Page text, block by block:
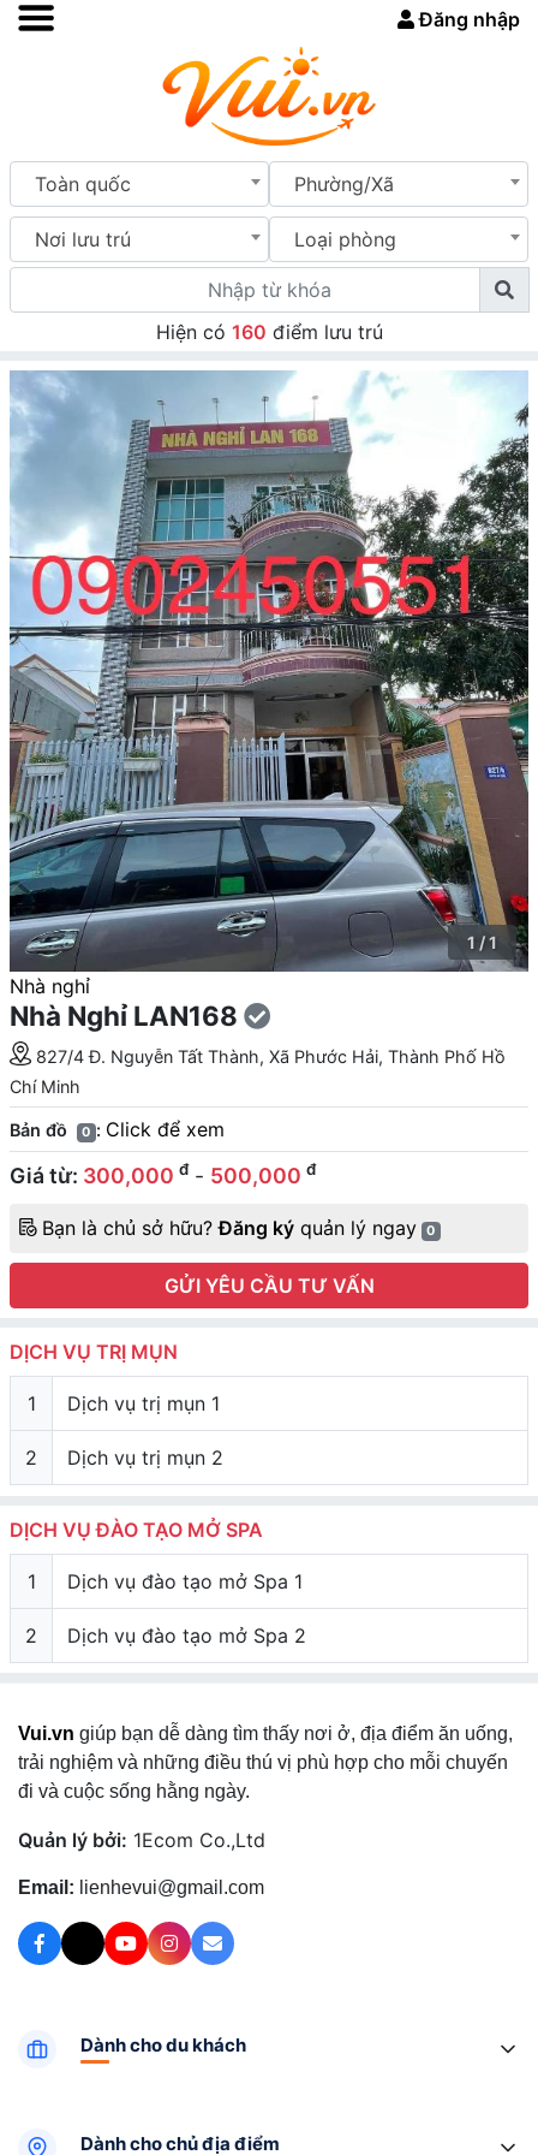
Đăng nhập
Toàn quốc Phường/Xã
Nơi lưu trú Loại phòng
Hiện có 160 điểm lưu trú
1 / 1
Nhà nghỉ
Nhà Nghỉ LAN168
827/4 Đ. Nguyễn Tất Thành, Xã Phước Hải, Thành Phố Hồ
Chí Minh
Bản đồ 0 : Click để xem
Giá từ: 300,000 đ - 500,000 đ
Bạn là chủ sở hữu?Đăng ký quản lý ngay 0
GỬI YÊU CẦU TƯ VẤN
DỊCH VỤ TRỊ MỤN
1 Dịch vụ trị mụn 1
2 Dịch vụ trị mụn 2
DỊCH VỤ ĐÀO TẠO MỞ SPA
1 Dịch vụ đào tạo mở Spa 1
2 Dịch vụ đào tạo mở Spa 2
Vui.vn giúp bạn dễ dàng tìm thấy nơi ở, địa điểm ăn uống,
trải nghiệm và những điều thú vị phù hợp cho mỗi chuyến
đi và cuộc sống hằng ngày.
Quản lý bởi: 1Ecom Co.,Ltd
Email: lienhevui@gmail.com
Dành cho du khách
Dành cho chủ địa điểm